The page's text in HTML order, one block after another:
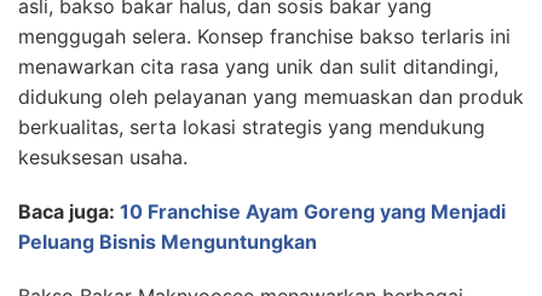
asli, bakso bakar halus, dan sosis bakar yang
menggugah selera. Konsep franchise bakso terlaris ini
menawarkan cita rasa yang unik dan sulit ditandingi,
didukung oleh pelayanan yang memuaskan dan produk
berkualitas, serta lokasi strategis yang mendukung
kesuksesan usaha.
Baca juga: 10 Franchise Ayam Goreng yang Menjadi
Peluang Bisnis Menguntungkan